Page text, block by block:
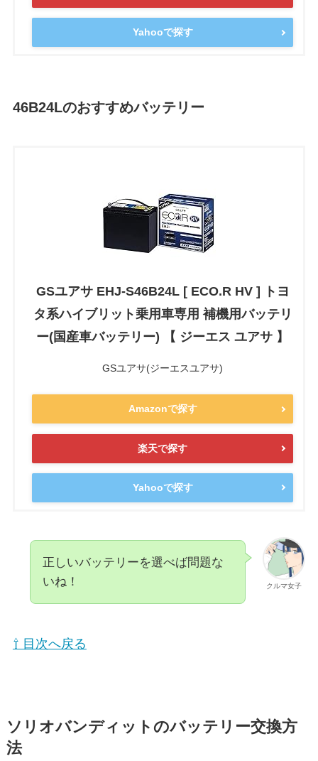
Yahooで探す
46B24Lのおすすめバッテリー
GSユアサ EHJ-S46B24L [ ECO.R HV ] トヨ
タ系ハイブリット乗用車専用 補機用バッテリ
ー(国産車バッテリー) 【 ジーエス ユアサ 】
GSユアサ(ジーエスユアサ)
Amazonで探す
楽天で探す
Yahooで探す
クルマ女子
正しいバッテリーを選べば問題な
いね！
⇧ 目次へ戻る
ソリオバンディットのバッテリー交換方
法